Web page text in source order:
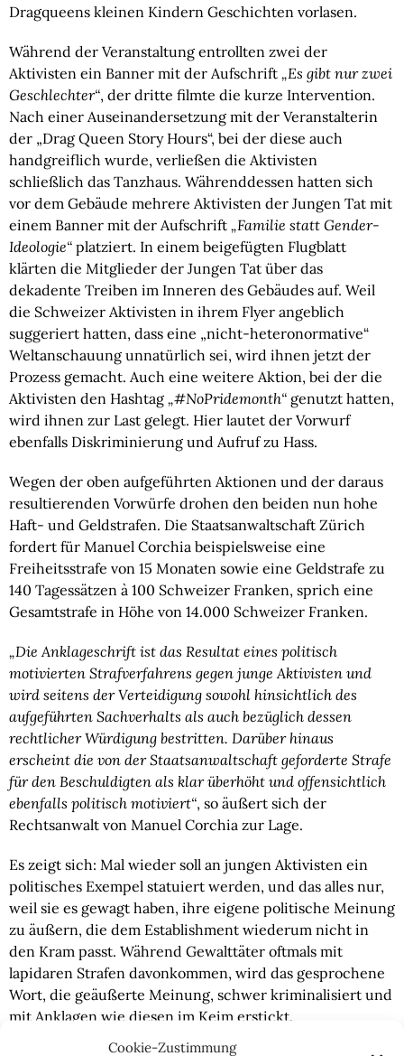
Cookie-Zustimmung
Dragqueens kleinen Kindern Geschichten vorlasen.
Während der Veranstaltung entrollten zwei der
Aktivisten ein Banner mit der Aufschrift „Es gibt nur zwei
Geschlechter“, der dritte filmte die kurze Intervention.
Nach einer Auseinandersetzung mit der Veranstalterin
der „Drag Queen Story Hours“, bei der diese auch
handgreiflich wurde, verließen die Aktivisten
schließlich das Tanzhaus. Währenddessen hatten sich
vor dem Gebäude mehrere Aktivisten der Jungen Tat mit
einem Banner mit der Aufschrift „Familie statt Gender-
Ideologie“ platziert. In einem beigefügten Flugblatt
klärten die Mitglieder der Jungen Tat über das
dekadente Treiben im Inneren des Gebäudes auf. Weil
die Schweizer Aktivisten in ihrem Flyer angeblich
suggeriert hatten, dass eine „nicht-heteronormative“
Weltanschauung unnatürlich sei, wird ihnen jetzt der
Prozess gemacht. Auch eine weitere Aktion, bei der die
Aktivisten den Hashtag „#NoPridemonth“ genutzt hatten,
wird ihnen zur Last gelegt. Hier lautet der Vorwurf
ebenfalls Diskriminierung und Aufruf zu Hass.
Wegen der oben aufgeführten Aktionen und der daraus
resultierenden Vorwürfe drohen den beiden nun hohe
Haft- und Geldstrafen. Die Staatsanwaltschaft Zürich
fordert für Manuel Corchia beispielsweise eine
Freiheitsstrafe von 15 Monaten sowie eine Geldstrafe zu
140 Tagessätzen à 100 Schweizer Franken, sprich eine
Gesamtstrafe in Höhe von 14.000 Schweizer Franken.
„Die Anklageschrift ist das Resultat eines politisch
motivierten Strafverfahrens gegen junge Aktivisten und
wird seitens der Verteidigung sowohl hinsichtlich des
aufgeführten Sachverhalts als auch bezüglich dessen
rechtlicher Würdigung bestritten. Darüber hinaus
erscheint die von der Staatsanwaltschaft geforderte Strafe
für den Beschuldigten als klar überhöht und offensichtlich
ebenfalls politisch motiviert“, so äußert sich der
Rechtsanwalt von Manuel Corchia zur Lage.
Es zeigt sich: Mal wieder soll an jungen Aktivisten ein
politisches Exempel statuiert werden, und das alles nur,
weil sie es gewagt haben, ihre eigene politische Meinung
zu äußern, die dem Establishment wiederum nicht in
den Kram passt. Während Gewalttäter oftmals mit
lapidaren Strafen davonkommen, wird das gesprochene
Wort, die geäußerte Meinung, schwer kriminalisiert und
mit Anklagen wie diesen im Keim erstickt.